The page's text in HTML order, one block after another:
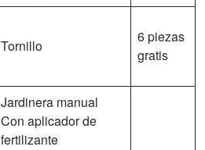
Tornillo
6 piezas
gratis
Jardinera manual
Con aplicador de
fertilizante